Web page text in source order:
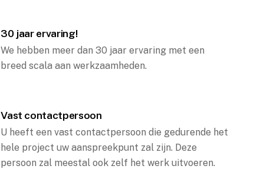
30 jaar ervaring!
We hebben meer dan 30 jaar ervaring met een
breed scala aan werkzaamheden.
Vast contactpersoon
U heeft een vast contactpersoon die gedurende het
hele project uw aanspreekpunt zal zijn. Deze
persoon zal meestal ook zelf het werk uitvoeren.